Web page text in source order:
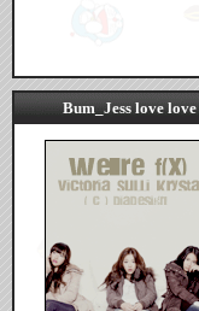
Bum_Jess love love